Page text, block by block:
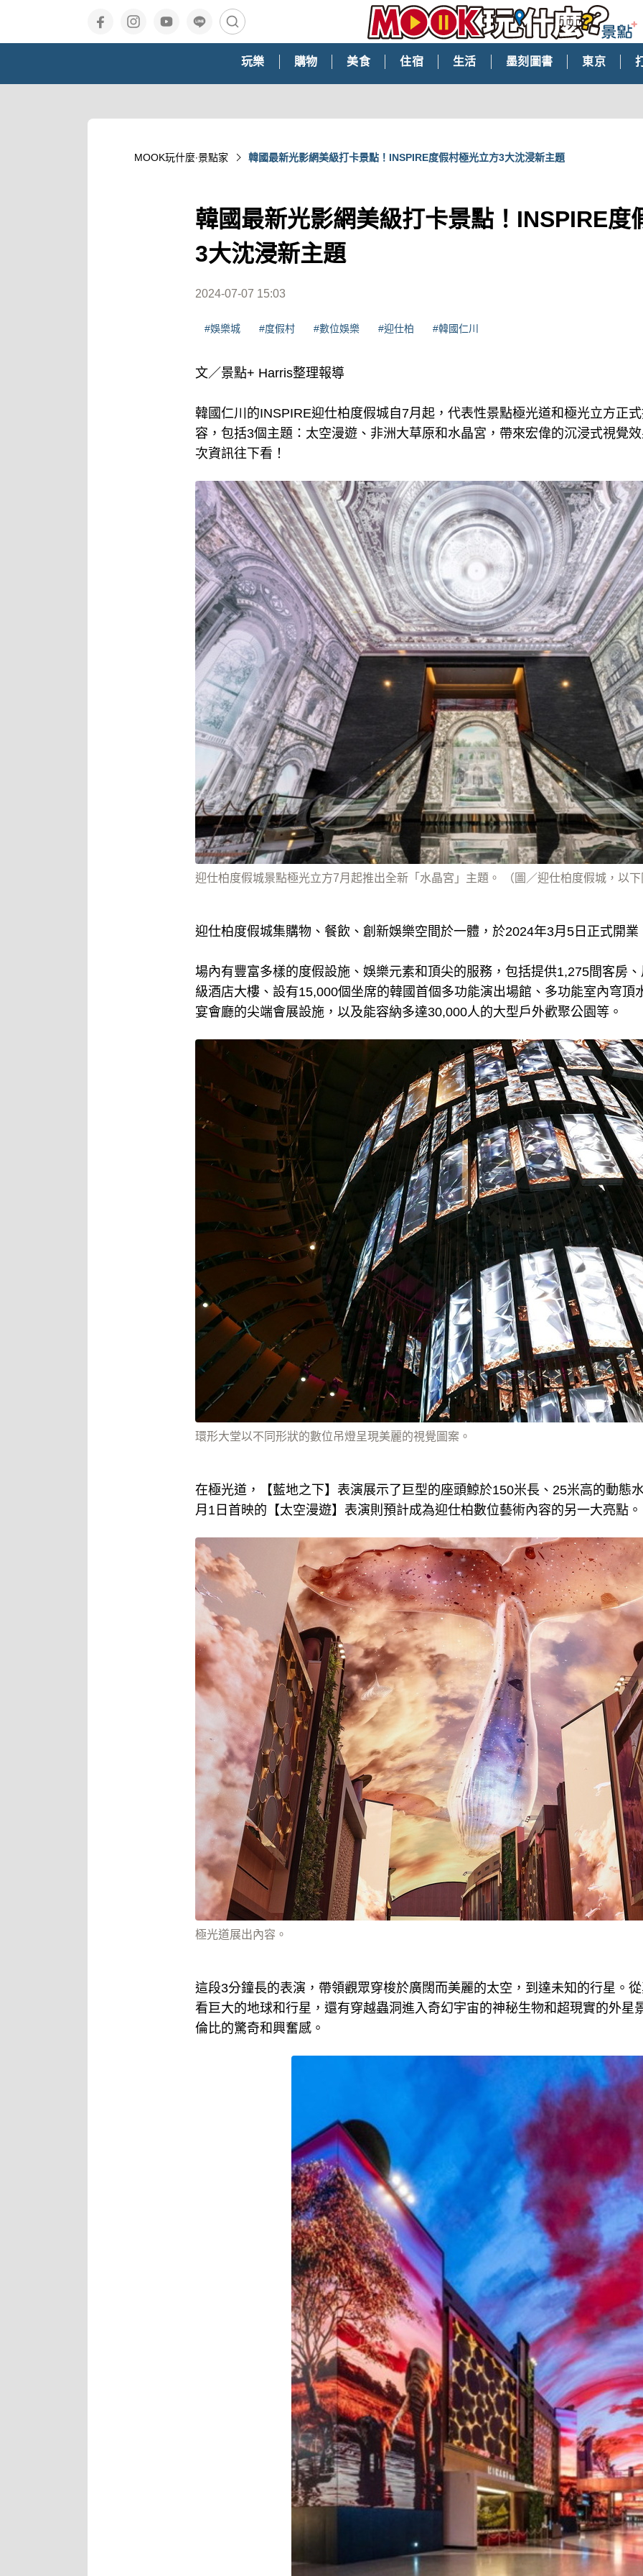
玩樂 購物 美食 住宿 生活 墨刻圖書 東京
MOOK玩什麼‧景點家 韓國最新光影網美級打卡景點！INSPIRE度假村極光立方3大沈浸新主題
韓國最新光影網美級打卡景點！INSPIRE度
3大沈浸新主題
2024-07-07 15:03
#娛樂城 #度假村 #數位娛樂 #迎仕柏 #韓國仁川
文／景點+ Harris整理報導
韓國仁川的INSPIRE迎仕柏度假城自7月起，代表性景點極光道和極光立方正
容，包括3個主題：太空漫遊、非洲大草原和水晶宮，帶來宏偉的沉浸式視覺
次資訊往下看！
迎仕柏度假城景點極光立方7月起推出全新「水晶宮」主題。 （圖／迎仕柏度假城，以
迎仕柏度假城集購物、餐飲、創新娛樂空間於一體，於2024年3月5日正式開業
場內有豐富多樣的度假設施、娛樂元素和頂尖的服務，包括提供1,275間客房
級酒店大樓、設有15,000個坐席的韓國首個多功能演出場館、多功能室內穹頂
宴會廳的尖端會展設施，以及能容納多達30,000人的大型戶外歡聚公園等。
環形大堂以不同形狀的數位吊燈呈現美麗的視覺圖案。
在極光道，【藍地之下】表演展示了巨型的座頭鯨於150米長、25米高的動態
月1日首映的【太空漫遊】表演則預計成為迎仕柏數位藝術內容的另一大亮點。
極光道展出內容。
這段3分鐘長的表演，帶領觀眾穿梭於廣闊而美麗的太空，到達未知的行星。
看巨大的地球和行星，還有穿越蟲洞進入奇幻宇宙的神秘生物和超現實的外星
倫比的驚奇和興奮感。